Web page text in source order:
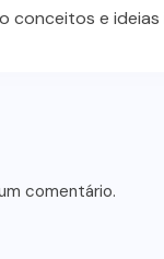
conceitos e
comentário.